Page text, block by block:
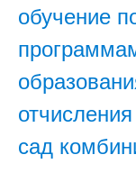
обучение
сад